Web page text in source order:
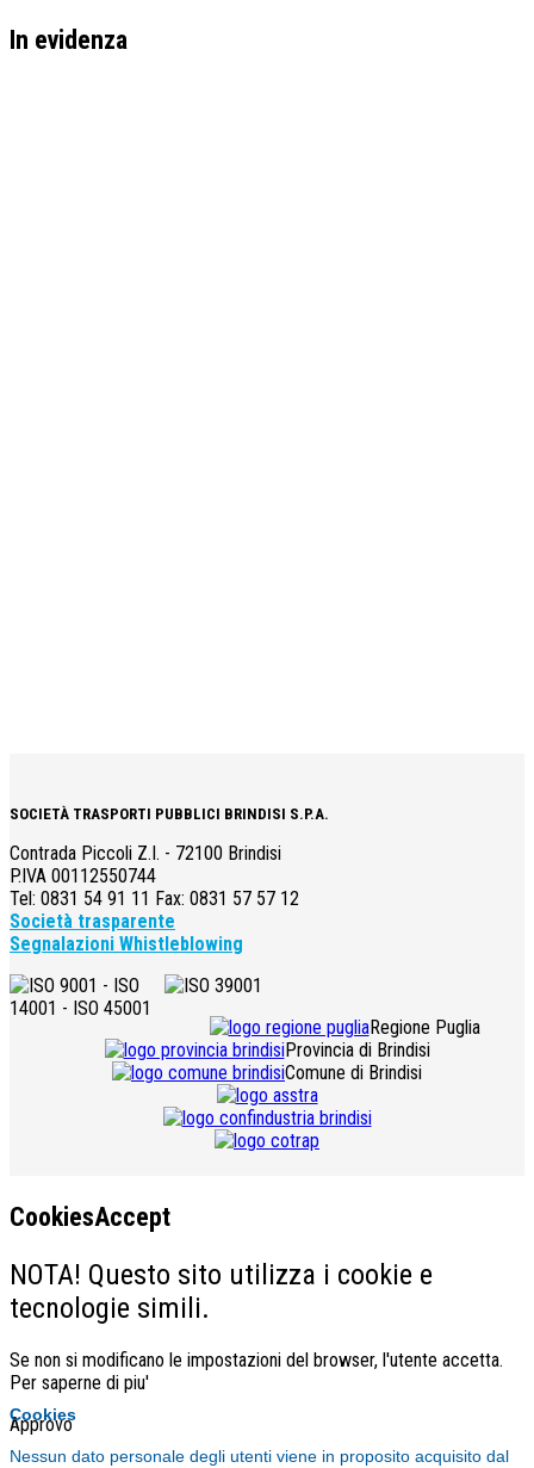
In evidenza
SOCIETÀ TRASPORTI PUBBLICI BRINDISI S.P.A.
Contrada Piccoli Z.I. - 72100 Brindisi
P.IVA 00112550744
Tel: 0831 54 91 11 Fax: 0831 57 57 12
Società trasparente
Segnalazioni Whistleblowing
Regione Puglia
Provincia di Brindisi
Comune di Brindisi
CookiesAccept
NOTA! Questo sito utilizza i cookie e
tecnologie simili.
Se non si modificano le impostazioni del browser, l'utente accetta.
Per saperne di piu'
Approvo
Cookies
Nessun dato personale degli utenti viene in proposito acquisito dal